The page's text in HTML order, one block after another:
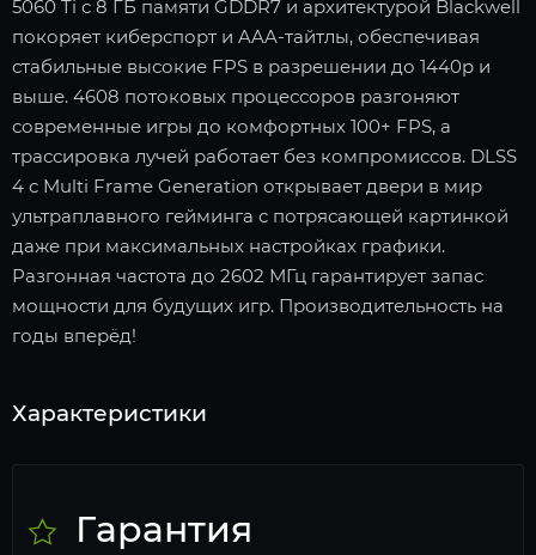
5060 Ti с 8 ГБ памяти GDDR7 и архитектурой Blackwell
покоряет киберспорт и AAA-тайтлы, обеспечивая
стабильные высокие FPS в разрешении до 1440p и
выше. 4608 потоковых процессоров разгоняют
современные игры до комфортных 100+ FPS, а
трассировка лучей работает без компромиссов. DLSS
4 с Multi Frame Generation открывает двери в мир
ультраплавного гейминга с потрясающей картинкой
даже при максимальных настройках графики.
Разгонная частота до 2602 МГц гарантирует запас
мощности для будущих игр. Производительность на
годы вперёд!
Характеристики
Гарантия